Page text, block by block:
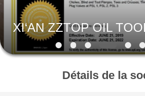
AU
SUJET
DE
NOUS
XI‘AN ZZTOP OIL
Détails de la